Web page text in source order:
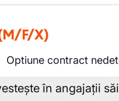
F/X)
Optiune contract
în angajații săi